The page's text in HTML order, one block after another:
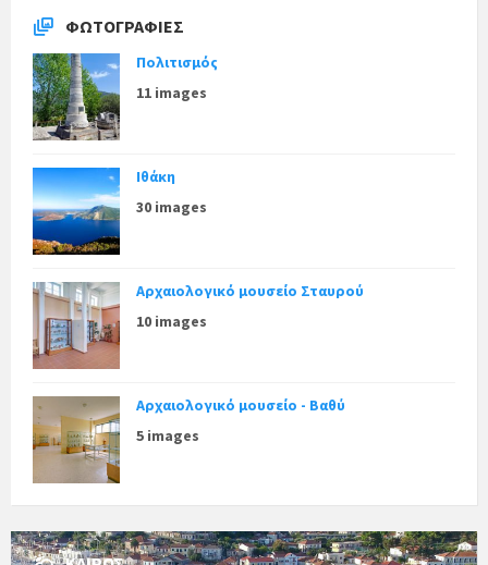
ΦΩΤΟΓΡΑΦΊΕΣ
Πολιτισμός
11 images
Ιθάκη
30 images
Αρχαιολογικό μουσείο Σταυρού
10 images
Αρχαιολογικό μουσείο - Βαθύ
5 images